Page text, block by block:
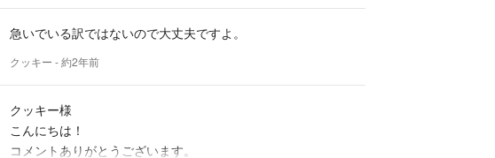
急いでいる訳ではないので大丈夫ですよ。
クッキー - 約2年前
クッキー様
こんにちは！
コメントありがとうございます。